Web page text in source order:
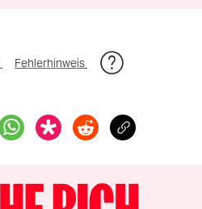
Fehlerhinweis